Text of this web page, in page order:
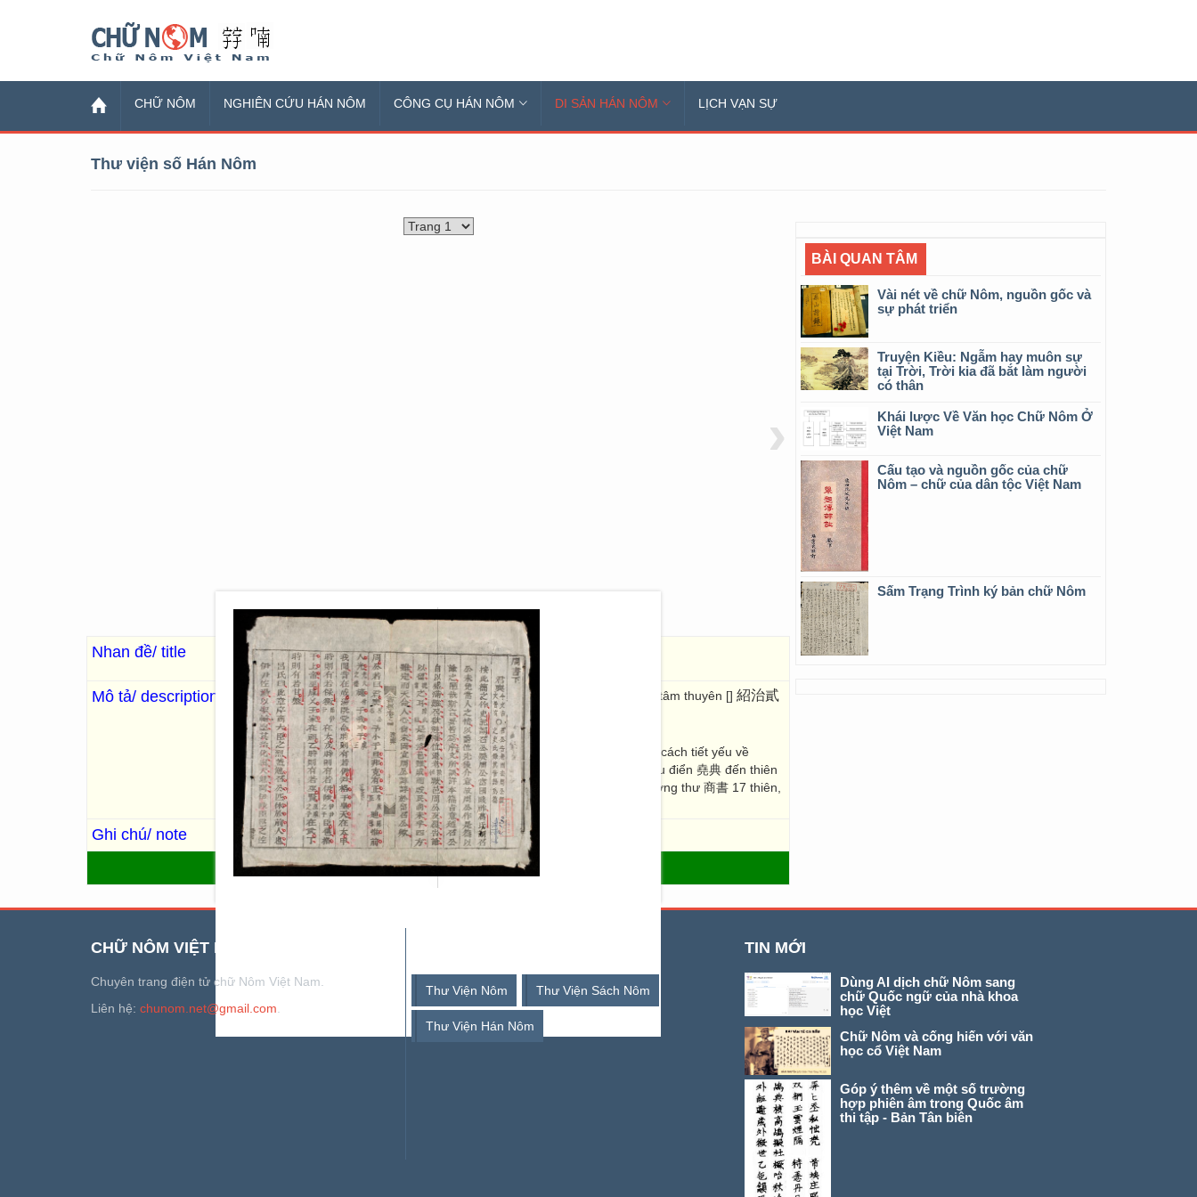
CHỮ NÔM NGHIÊN CỨU HÁN NÔM CÔNG CỤ HÁN NÔM DI SẢN HÁN NÔM LỊCH VẠN SỰ
Thư viện số Hán Nôm
›
Nhan đề/ title Ngũ kinh tiết yếu (q.04)五經節要
Mô tả/ description . Thịnh Văn Đường盛文堂, Thiệu Trị nhị niên mạnh xuân nguyệt cát nhật tâm thuyên [] 紹治貳
年孟春吉日新. 88 Images; 26 x 16
Thư kinh 書經 một bộ phận quan trọng trong Ngũ Kinh. Nội dung ghi lại một cách tiết yếu về
truyền thuyết, biến cố thời thượng cổ. Toàn bộ sách 58 thiên, từ thiên Nghiêu điển 堯典 đến thiên
Tần thệ 秦誓, trong đó phần Ngu thư 虞書 5 thiên, Hạ thư 夏書 4 thiên, Thương thư 商書 17 thiên,
Chu thư 周書 32 thiên…
Ghi chú/ note Trùng bản: R.1298, R.1294, R.1286, R.1464.
QUAY LẠI- THƯ VIỆN SỐ HÁN NÔM
BÀI QUAN TÂM
Vài nét về chữ Nôm, nguồn gốc và
sự phát triển
Truyện Kiều: Ngẫm hay muôn sự
tại Trời, Trời kia đã bắt làm người
có thân
Khái lược Về Văn học Chữ Nôm Ở
Việt Nam
Cấu tạo và nguồn gốc của chữ
Nôm – chữ của dân tộc Việt Nam
Sấm Trạng Trình ký bản chữ Nôm
CHỮ NÔM VIỆT NAM
Chuyên trang điện tử chữ Nôm Việt Nam.
Liên hệ: chunom.net@gmail.com
Thư Viện Nôm Thư Viện Sách Nôm
Thư Viện Hán Nôm
TIN MỚI
Dùng AI dịch chữ Nôm sang
chữ Quốc ngữ của nhà khoa
học Việt
Chữ Nôm và cống hiến với văn
học cổ Việt Nam
Góp ý thêm về một số trường
hợp phiên âm trong Quốc âm
thi tập - Bản Tân biên